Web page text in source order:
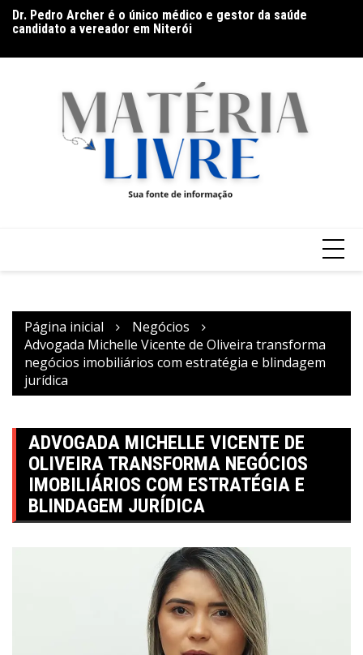
para
conteúdo
Dr. Pedro Archer é o único médico e gestor da saúde
candidato a vereador em Niterói
Página inicial
Negócios
Advogada Michelle Vicente de Oliveira transforma
negócios imobiliários com estratégia e blindagem
jurídica
ADVOGADA MICHELLE VICENTE DE
OLIVEIRA TRANSFORMA NEGÓCIOS
IMOBILIÁRIOS COM ESTRATÉGIA E
BLINDAGEM JURÍDICA